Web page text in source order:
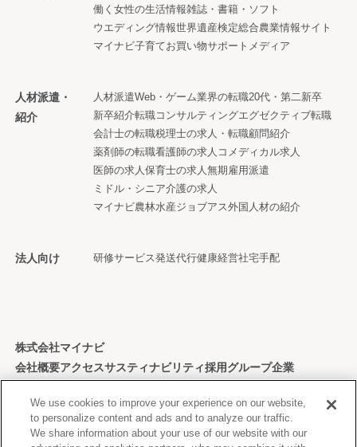
働く女性の生活情報雑誌・書籍・ソフト
ウエディング情報世界遺産検定総合農業情報サイト
マイナビ子育てお買い物サポートメディア
人材派遣・
紹介
人材派遣Web・ゲーム業界の転職20代・第二新卒
新卒紹介転職コンサルティングエグゼクティブ転職
会計士の転職税理士の求人・転職顧問紹介
薬剤師の転職看護師の求人 コメディカル求人
医師の求人 保育士の求人 無期雇用派遣
ミドル・シニア介護の求人
マイナビ農林水産ジョブアス外国人材の紹介
法人向け 研修サービス発送代行健康経営社宅手配
株式会社マイナビ
会社概要アクセスサスティナビリティ採用グループ企業
We use cookies to improve your experience on our website,
to personalize content and ads and to analyze our traffic.
We share information about your use of our website with our